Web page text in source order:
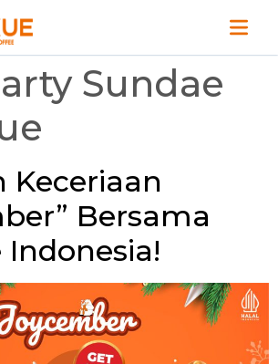
Sundae
Keceriaan
Bersama